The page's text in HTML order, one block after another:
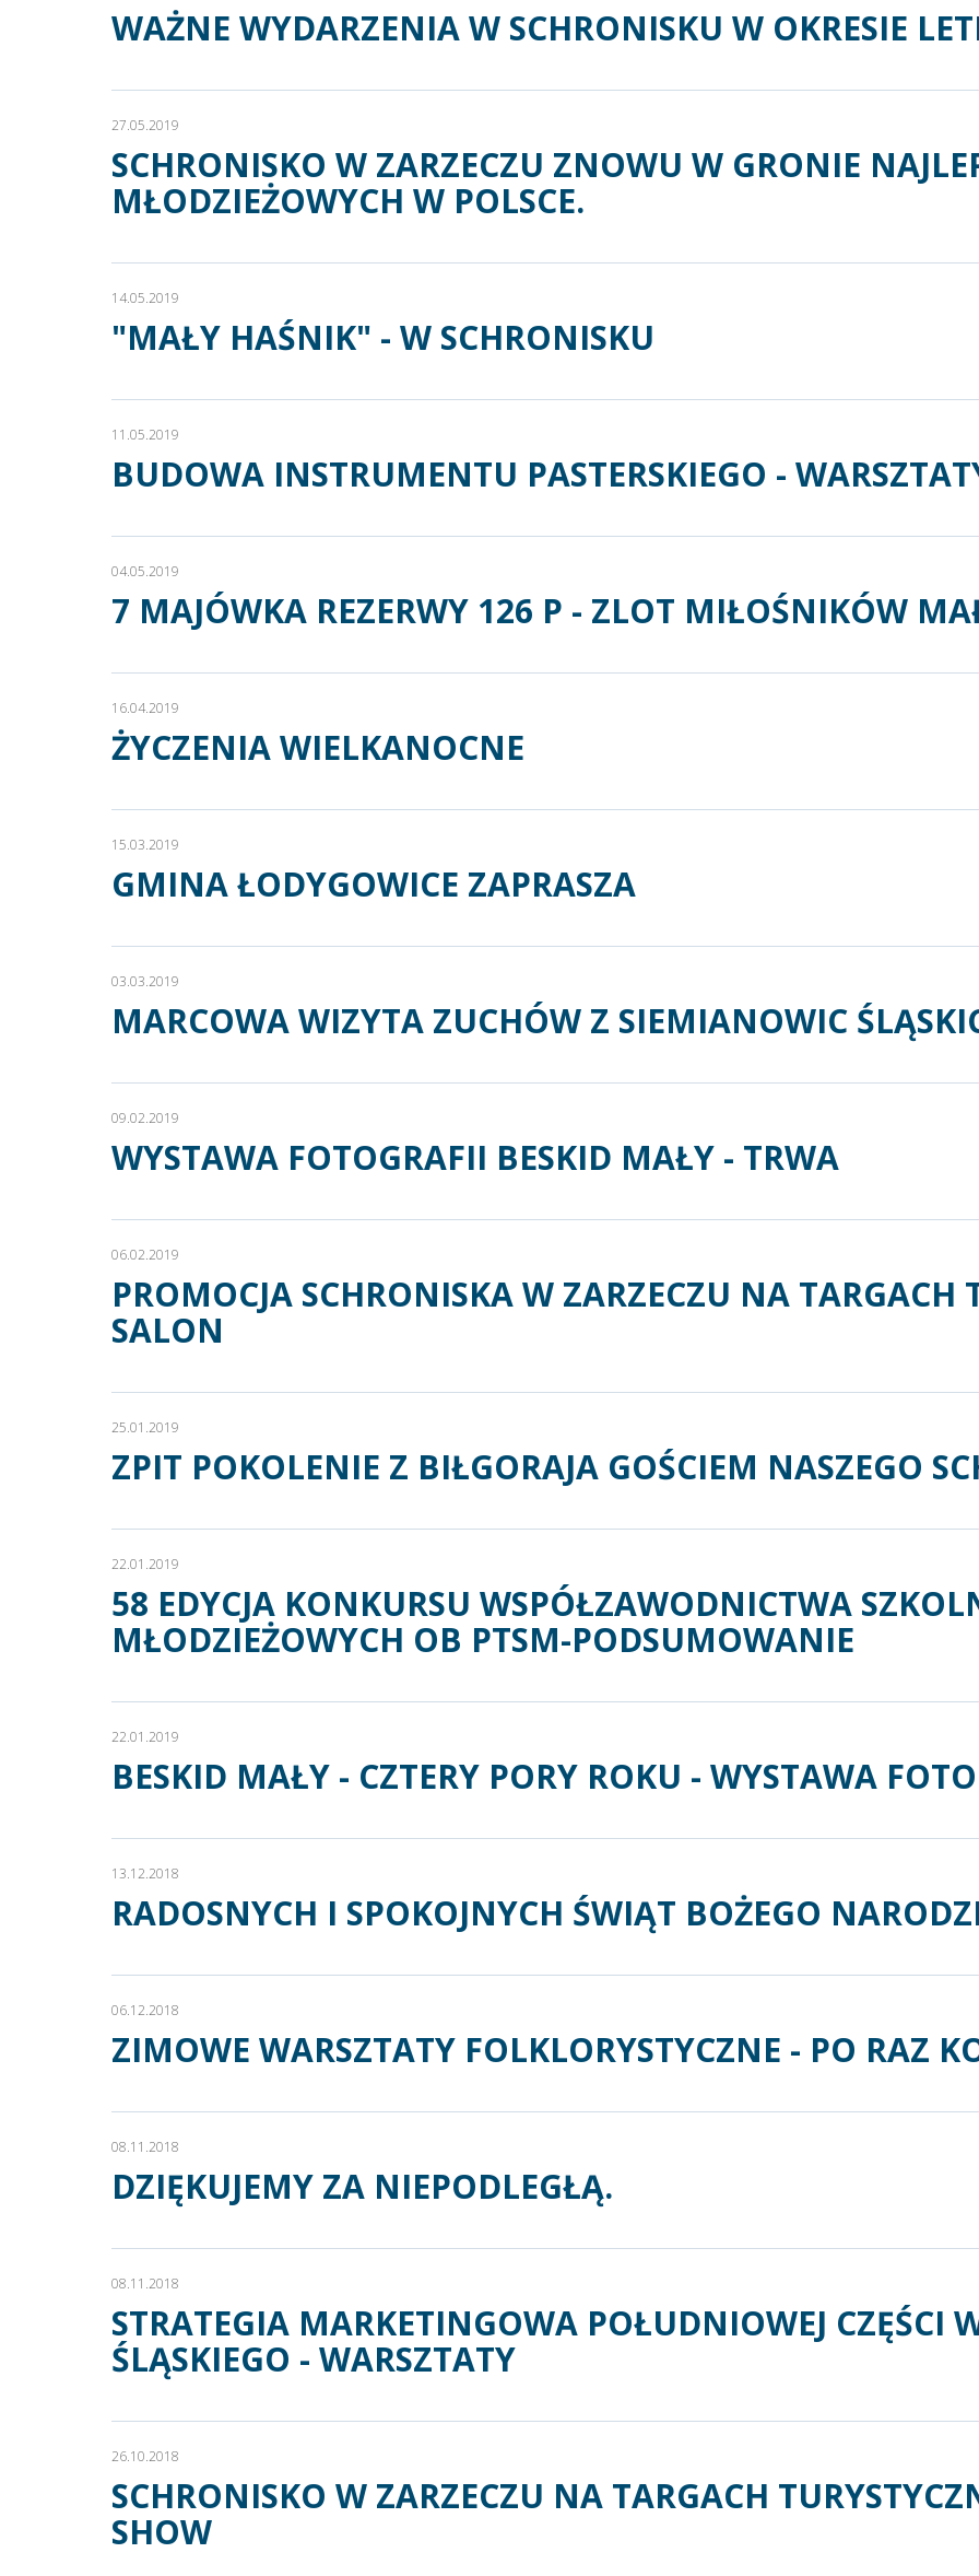
WAŻNE WYDARZENIA W SCHRONISKU W OKRESIE
27.05.2019
SCHRONISKO W ZARZECZU ZNOWU W GRONIE
MŁODZIEŻOWYCH W POLSCE.
14.05.2019
"MAŁY HAŚNIK" - W SCHRONISKU
11.05.2019
BUDOWA INSTRUMENTU PASTERSKIEGO -
04.05.2019
7 MAJÓWKA REZERWY 126 P - ZLOT MIŁOŚNIKÓW
16.04.2019
ŻYCZENIA WIELKANOCNE
15.03.2019
GMINA ŁODYGOWICE ZAPRASZA
03.03.2019
MARCOWA WIZYTA ZUCHÓW Z SIEMIANOWIC
09.02.2019
WYSTAWA FOTOGRAFII BESKID MAŁY - TRWA
06.02.2019
PROMOCJA SCHRONISKA W ZARZECZU NA TARGACH
SALON
25.01.2019
ZPIT POKOLENIE Z BIŁGORAJA GOŚCIEM NASZEGO
22.01.2019
58 EDYCJA KONKURSU WSPÓŁZAWODNICTWA
MŁODZIEŻOWYCH OB PTSM-PODSUMOWANIE
22.01.2019
BESKID MAŁY - CZTERY PORY ROKU - WYSTAWA
13.12.2018
RADOSNYCH I SPOKOJNYCH ŚWIĄT BOŻEGO
06.12.2018
ZIMOWE WARSZTATY FOLKLORYSTYCZNE - PO RAZ
08.11.2018
DZIĘKUJEMY ZA NIEPODLEGŁĄ.
08.11.2018
STRATEGIA MARKETINGOWA POŁUDNIOWEJ CZĘŚCI
ŚLĄSKIEGO - WARSZTATY
26.10.2018
SCHRONISKO W ZARZECZU NA TARGACH
SHOW